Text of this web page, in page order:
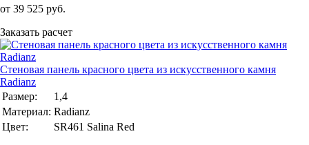
от 39 525 руб.
Заказать расчет
Стеновая панель красного цвета из искусственного камня
Radianz
Размер:
1,4
Материал: Radianz
Цвет:
SR461 Salina Red